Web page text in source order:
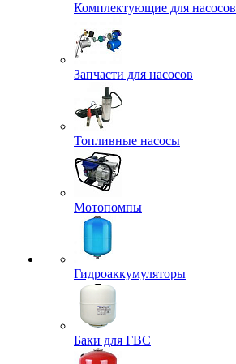
Комплектующие для насосов
Запчасти для насосов
Топливные насосы
Мотопомпы
Гидроаккумуляторы
Баки для ГВС